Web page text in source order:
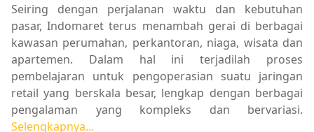
Seiring dengan perjalanan waktu dan kebutuhan
pasar, Indomaret terus menambah gerai di berbagai
kawasan perumahan, perkantoran, niaga, wisata dan
apartemen. Dalam hal ini terjadilah proses
pembelajaran untuk pengoperasian suatu jaringan
retail yang berskala besar, lengkap dengan berbagai
pengalaman yang kompleks dan bervariasi.
Selengkapnya...